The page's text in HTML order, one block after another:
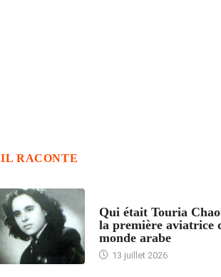
IL RACONTE
Qui était Touria
la première aviatrice
monde arabe
13 juillet 2026